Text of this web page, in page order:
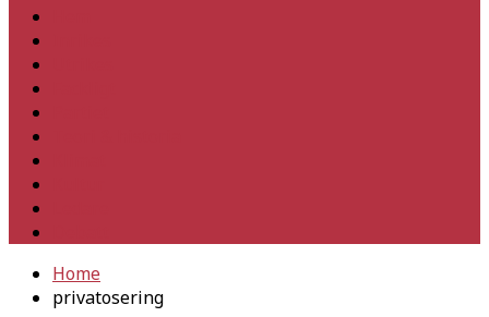
Home
privatosering